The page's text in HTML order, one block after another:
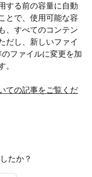
する前の容量に自動
とで、使用可能な容
、すべてのコンテン
だし、新しいファイ
ファイルに変更を加
ての記事をご覧くだ
たか？